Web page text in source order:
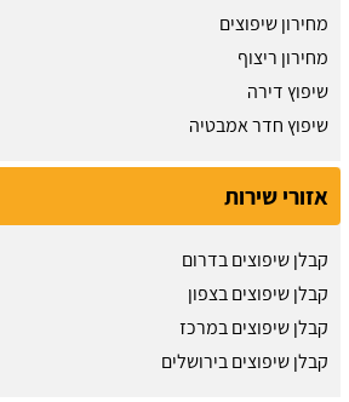
מחירון שיפוצים
מחירון ריצוף
שיפוץ דירה
שיפוץ חדר אמבטיה
אזורי שירות
קבלן שיפוצים בדרום
קבלן שיפוצים בצפון
קבלן שיפוצים במרכז
קבלן שיפוצים בירושלים